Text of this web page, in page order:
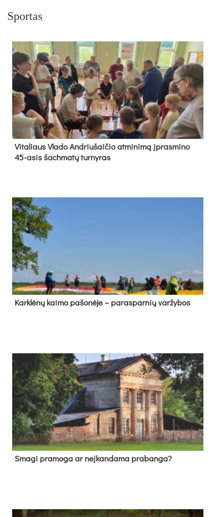
Sportas
Vi­ta­liaus Vla­do And­riu­šai­čio at­mi­ni­mą įpras­mi­no
45-asis šach­ma­tų tur­ny­ras
Kark­lė­nų kai­mo pa­šo­nė­je – pa­ras­par­nių var­žy­bos
Sma­gi pra­mo­ga ar neį­kan­da­ma pra­ban­ga?